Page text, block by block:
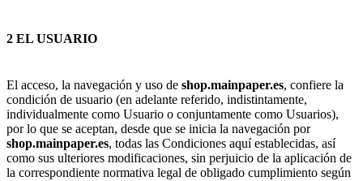
2 EL USUARIO
El acceso, la navegación y uso de shop.mainpaper.es, confiere la
condición de usuario (en adelante referido, indistintamente,
individualmente como Usuario o conjuntamente como Usuarios),
por lo que se aceptan, desde que se inicia la navegación por
shop.mainpaper.es, todas las Condiciones aquí establecidas, así
como sus ulteriores modificaciones, sin perjuicio de la aplicación de
la correspondiente normativa legal de obligado cumplimiento según